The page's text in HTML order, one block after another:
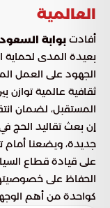
العالمية
أفادت بوابة
بعيدة المدى لحماية
الجهود على العمل
ثقافية عالمية توازن
المستقبل، لضمان
إن بعث تقاليد الحج
جديدة، ويضعنا أمام
على قيادة قطاع
الحفاظ على
كواحدة من أهم